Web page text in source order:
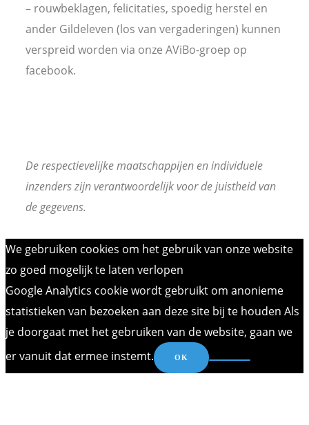
– rouwbeklagen, felicitaties, spoedig herstel en
ander Gildeleven (los van vergaderingen) kunnen
verspreid worden via onze AViBo-groep op
facebook.
De respectievelijke maatschappijen en individuele
inzenders zijn verantwoordelijk voor de juistheid van
de gegevens.
We gebruiken cookies om het gebruik van onze website
zo goed mogelijk te laten verlopen
Google Analytics cookie wordt gebruikt om anonieme
statistieken van bezoeken aan deze site bij te houden Als
je doorgaat met het gebruiken van de website, gaan we
er vanuit dat ermee instemt.
OK